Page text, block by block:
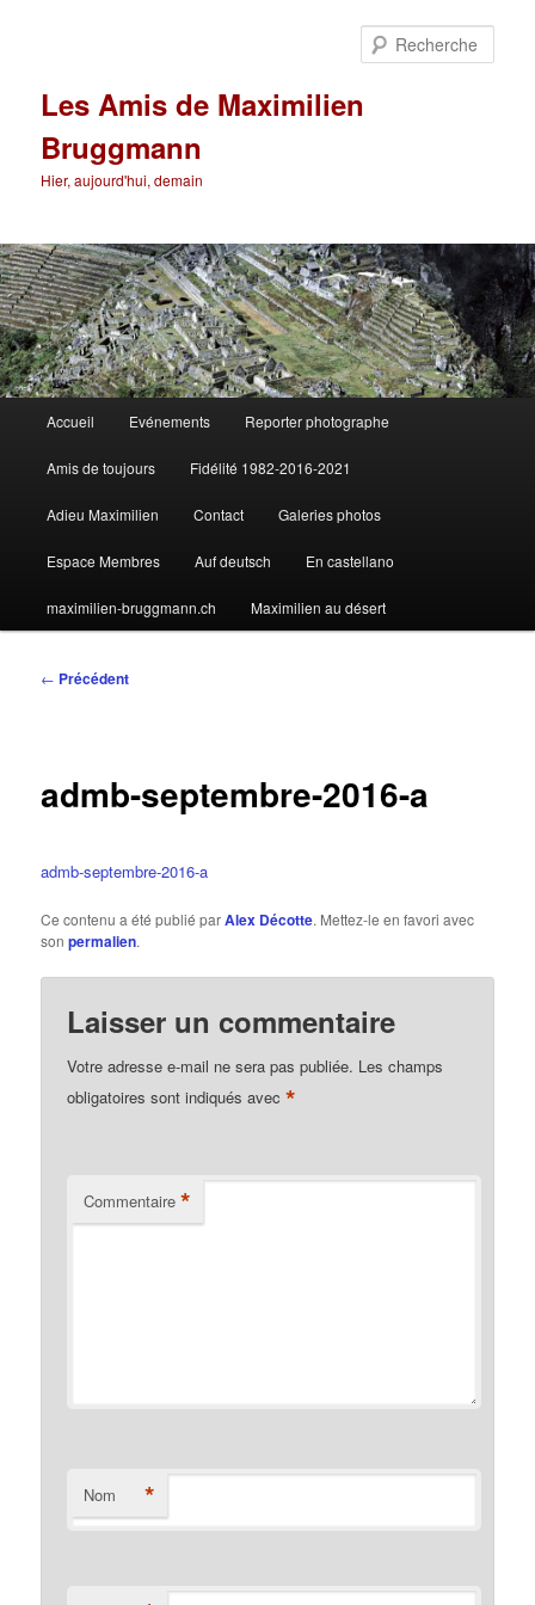
Les Amis de Maximilien
Bruggmann
Hier, aujourd'hui, demain
principal
Accueil Evénements Reporter photographe
Amis de toujours Fidélité 1982-2016-2021
Adieu Maximilien Contact Galeries photos
Espace Membres Auf deutsch En castellano
maximilien-bruggmann.ch Maximilien au désert
Navigation
← Précédent
admb-septembre-2016-a
admb-septembre-2016-a
Ce contenu a été publié parAlex Décotte. Mettez-le en favori avec
sonpermalien.
Laisser un commentaire
Votre adresse e-mail ne sera pas publiée. Les champs
obligatoires sont indiqués avec*
Commentaire *
Nom *